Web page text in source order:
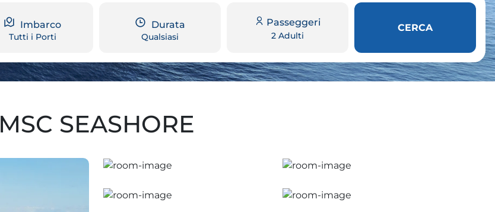
Imbarco
Tutti i Porti
Durata
Qualsiasi
Passeggeri
2 Adulti
CERCA
MSC SEASHORE